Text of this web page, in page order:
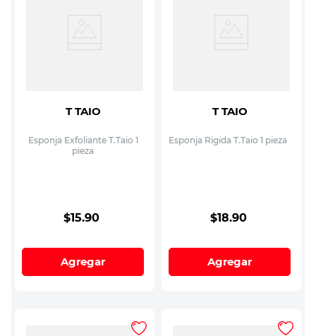
T TAIO
Esponja Exfoliante T.Taio 1
pieza
$15.90
Agregar
T TAIO
Esponja Rigida T.Taio 1 pieza
$18.90
Agregar